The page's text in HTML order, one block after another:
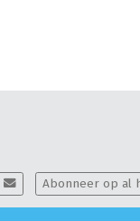
Abonneer op al